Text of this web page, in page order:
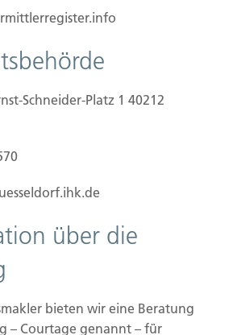
| 40479 Düsseldorf
Schneider-Platz 1 40212
über die
bieten wir eine Beratung
– Courtage genannt – für